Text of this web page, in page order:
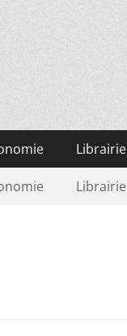
Librairie
Librairie